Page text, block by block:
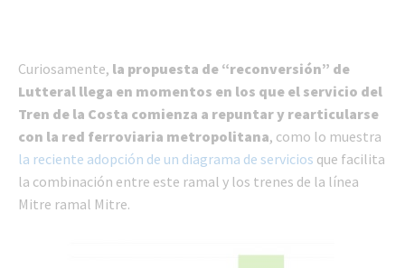
Curiosamente, la propuesta de “reconversión” de
Lutteral llega en momentos en los que el servicio del
Tren de la Costa comienza a repuntar y rearticularse
con la red ferroviaria metropolitana, como lo muestra
la reciente adopción de un diagrama de servicios que facilita
la combinación entre este ramal y los trenes de la línea
Mitre ramal Mitre.